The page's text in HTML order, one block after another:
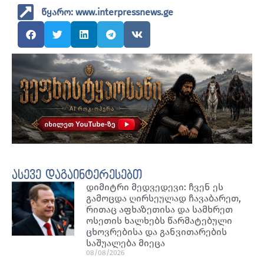
წყარო: www.interpressnews.ge
ასევე დაგაინტერესებთ
დიმიტრი მედვედევი: ჩვენ ეს
გამოცდა ღირსეულად ჩავაბარეთ,
რითაც აფხაზეთისა და სამხრეთ
ოსეთის ხალხებს წარმატებული
ცხოვრებისა და განვითარების
საშუალება მიეცა
08/08/2026